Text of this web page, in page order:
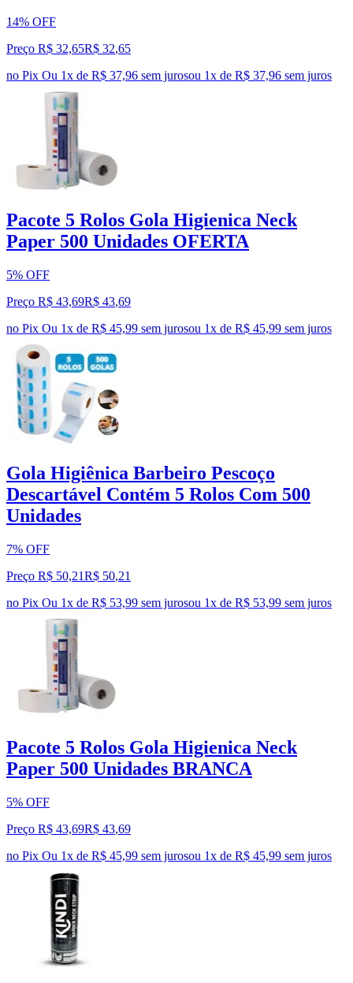
14% OFF
Preço R$ 32,65R$ 32,65
no Pix Ou 1x de R$ 37,96 sem jurosou 1x de R$ 37,96 sem juros
Pacote 5 Rolos Gola Higienica Neck
Paper 500 Unidades OFERTA
5% OFF
Preço R$ 43,69R$ 43,69
no Pix Ou 1x de R$ 45,99 sem jurosou 1x de R$ 45,99 sem juros
Gola Higiênica Barbeiro Pescoço
Descartável Contém 5 Rolos Com 500
Unidades
7% OFF
Preço R$ 50,21R$ 50,21
no Pix Ou 1x de R$ 53,99 sem jurosou 1x de R$ 53,99 sem juros
Pacote 5 Rolos Gola Higienica Neck
Paper 500 Unidades BRANCA
5% OFF
Preço R$ 43,69R$ 43,69
no Pix Ou 1x de R$ 45,99 sem jurosou 1x de R$ 45,99 sem juros